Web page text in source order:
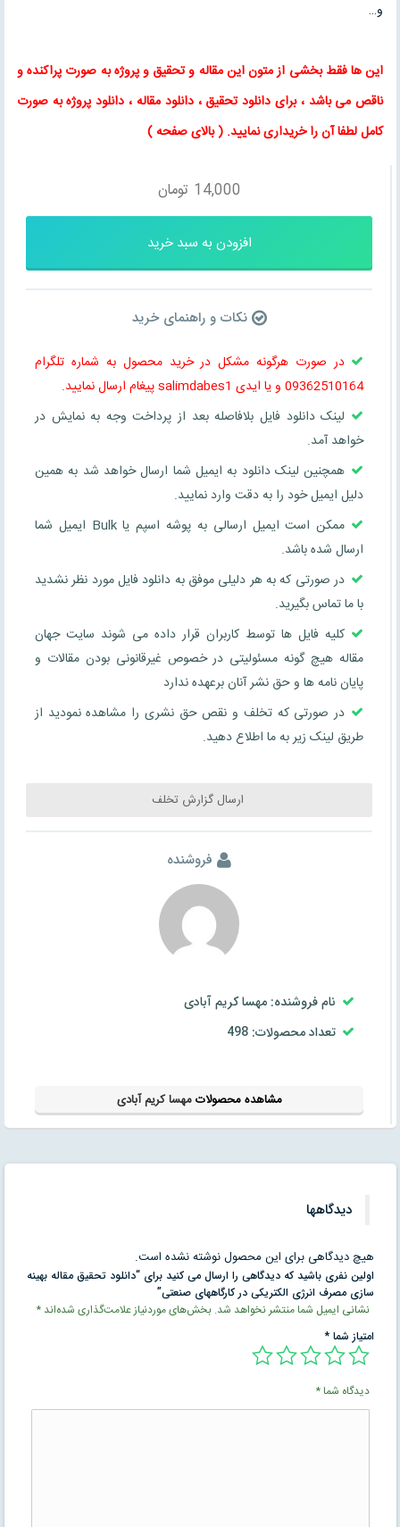
و…
این ها فقط بخشی از متون اینمقاله وتحقیق و پروژه به صورت پراکنده و
ناقص می باشد ، برای دانلود تحقیق ،دانلود مقاله ، دانلود پروژه به صورت
کامل لطفا آن را خریداری نمایید. (بالای صفحه)
14,000 تومان
افزودن به سبد خرید
نکات و راهنمای خرید
در صورت هرگونه مشکل در خرید محصول به شماره تلگرام
09362510164 و یا ایدی salimdabes1 پیغام ارسال نمایید.
لینک دانلود فایل بلافاصله بعد از پرداخت وجه به نمایش در
خواهد آمد.
همچنین لینک دانلود به ایمیل شما ارسال خواهد شد به همین
دلیل ایمیل خود را به دقت وارد نمایید.
ممکن است ایمیل ارسالی به پوشه اسپم یا Bulk ایمیل شما
ارسال شده باشد.
در صورتی که به هر دلیلی موفق به دانلود فایل مورد نظر نشدید
با ما تماس بگیرید.
کلیه فایل ها توسط کاربران قرار داده می شوند سایت جهان
مقاله هیچ گونه مسئولیتی در خصوص غیرقانونی بودن مقالات و
پایان نامه ها و حق نشر آنان برعهده ندارد
در صورتی که تخلف و نقص حق نشری را مشاهده نمودید از
طریق لینک زیر به ما اطلاع دهید.
ارسال گزارش تخلف
فروشنده
نام فروشنده: مهسا کریم آبادی
تعداد محصولات: 498
مشاهده محصولاتمهسا کریم آبادی
دیدگاهها
هیچ دیدگاهی برای این محصول نوشته نشده است.
اولین نفری باشید که دیدگاهی را ارسال می کنید برای “دانلود تحقیق مقاله بهینه
سازی مصرف انرژی الکتریکی در کارگاههای صنعتی”
نشانی ایمیل شما منتشر نخواهد شد. بخش‌های موردنیاز علامت‌گذاری شده‌اند*
امتیاز شما*
دیدگاه شما*